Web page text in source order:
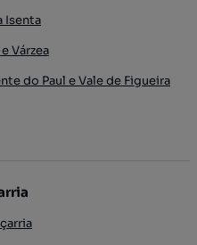
Isenta
Várzea
do Paul e Vale de Figueira